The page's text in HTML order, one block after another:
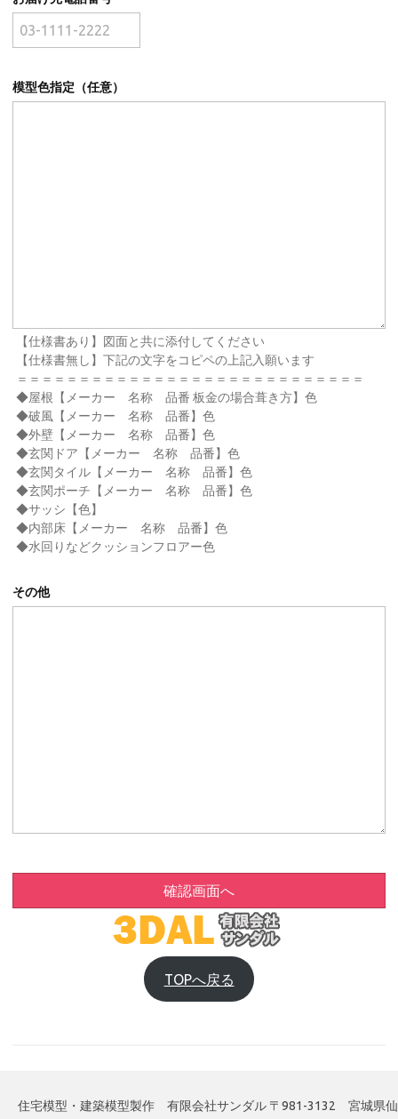
模型色指定（任意）
【仕様書あり】図面と共に添付してください
【仕様書無し】下記の文字をコピペの上記入願います
＝＝＝＝＝＝＝＝＝＝＝＝＝＝＝＝＝＝＝＝＝＝＝＝＝＝＝＝
◆屋根【メーカー 名称 品番 板金の場合葺き方】色
◆破風【メーカー 名称 品番】色
◆外壁【メーカー 名称 品番】色
◆玄関ドア【メーカー 名称 品番】色
◆玄関タイル【メーカー 名称 品番】色
◆玄関ポーチ【メーカー 名称 品番】色
◆サッシ【色】
◆内部床【メーカー 名称 品番】色
◆水回りなどクッションフロアー色
その他
確認画面へ
TOPへ戻る
住宅模型・建築模型製作 有限会社サンダル 〒981-3132 宮城県仙